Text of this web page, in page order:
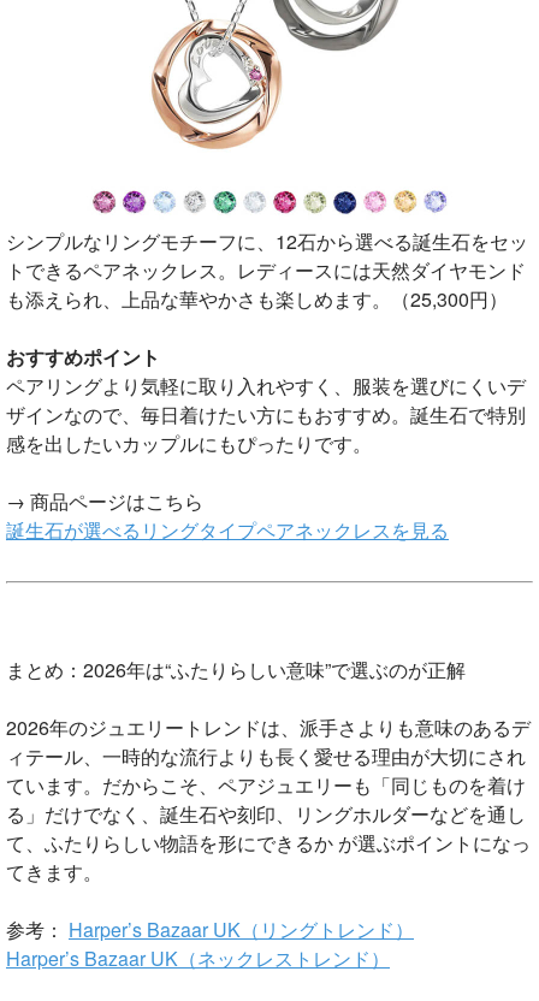
シンプルなリングモチーフに、12石から選べる誕生石をセッ
トできるペアネックレス。レディースには天然ダイヤモンド
も添えられ、上品な華やかさも楽しめます。（25,300円）
おすすめポイント
ペアリングより気軽に取り入れやすく、服装を選びにくいデ
ザインなので、毎日着けたい方にもおすすめ。誕生石で特別
感を出したいカップルにもぴったりです。
→ 商品ページはこちら
誕生石が選べるリングタイプペアネックレスを見る
まとめ：2026年は“ふたりらしい意味”で選ぶのが正解
2026年のジュエリートレンドは、派手さよりも意味のあるデ
ィテール、一時的な流行よりも長く愛せる理由が大切にされ
ています。だからこそ、ペアジュエリーも「同じものを着け
る」だけでなく、誕生石や刻印、リングホルダーなどを通し
て、ふたりらしい物語を形にできるか が選ぶポイントになっ
てきます。
参考： Harper’s Bazaar UK（リングトレンド）
Harper’s Bazaar UK（ネックレストレンド）